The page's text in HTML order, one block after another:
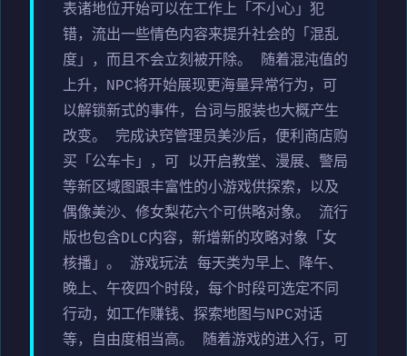
表诸地位开始可以在工作上「不小心」犯
错，流出一些情色内容来提升社会的「混乱
度」，而且不会立刻被开除。 随着混沌值的
上升，NPC将开始展现更海量异常行为，可
以解锁新式的事件，台词与服装也大概产生
改变。 完成诀窍管理员美沙后，便利商店购
买「公车卡」，可 以开启教堂、漫展、警局
等新区域图跟丰富性的小游戏供探索，以及
偶像美沙、修女梨花六个可供略对象。 流行
版也包含DLC内容，新增新的攻略对象「女
核播」。 游戏玩法 每天类为早上、降午、
晚上、午夜四个时段，每个时段可选定不同
行动，如工作赚钱、探索地图与NPC对话
等，自由度相当高。 随着游戏的进入行，可